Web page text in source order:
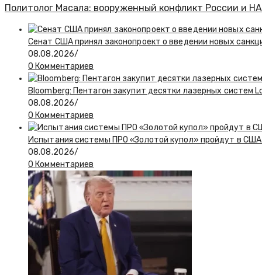
Политолог Масала: вооруженный конфликт России и
Сенат США принял законопроект о введении новых
08.08.2026/
0 Комментариев
Bloomberg: Пентагон закупит десятки лазерных систем
08.08.2026/
0 Комментариев
Испытания системы ПРО «Золотой купол» пройдут в
08.08.2026/
0 Комментариев